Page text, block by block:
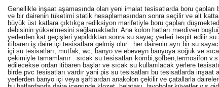
Genellikle inşaat aşamasında olan yeni imalat tesisatlarda boru çapları
ve bir dairenin tüketimi statik hesaplamasından sonra seçilir ve alt
büyük üst katlara çıktıkça rediksiyon marifetiyle boru çapları
debisinin yükselmesini sağlamaktadır. Ana kolon hatları merdiven
yerlerden kat geçişleri yapıldıktan sonra su sayaç yerleri tespit edilir su
itibaren iş daire içi tesisatlara gelmiş olur . her dairenin ayrı bir su
içi su tesisatları, mutfak, wc, banyo ve ebeveyn banyoya soğuk ve
çekimiyle tamamlanır . sıcak su tesisatları kombi,şofben,termosifon
edilecekse ordan itibaren başlar ve sıcak su kullanılacak yerlere
birde pvc tesisatları vardır yani pis su tesisatları bu tesisatlarda inşaat
yerlerden banyo içi veya şaftlardan anakolon çekilir ve çatallarla